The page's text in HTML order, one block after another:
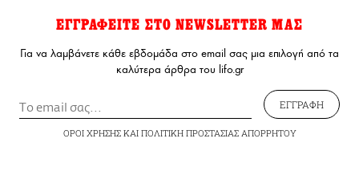
ΕΓΓΡΑΦΕΙΤΕ ΣΤΟ NEWSLETTER ΜΑΣ
Για να λαμβάνετε κάθε εβδομάδα στο email σας μια επιλογή από τα
καλύτερα άρθρα του lifo.gr
ΕΓΓΡΑΦΗ
ΟΡΟΙ ΧΡΗΣΗΣΚΑΙ ΠΟΛΙΤΙΚΗ ΠΡΟΣΤΑΣΙΑΣ ΑΠΟΡΡΗΤΟΥ